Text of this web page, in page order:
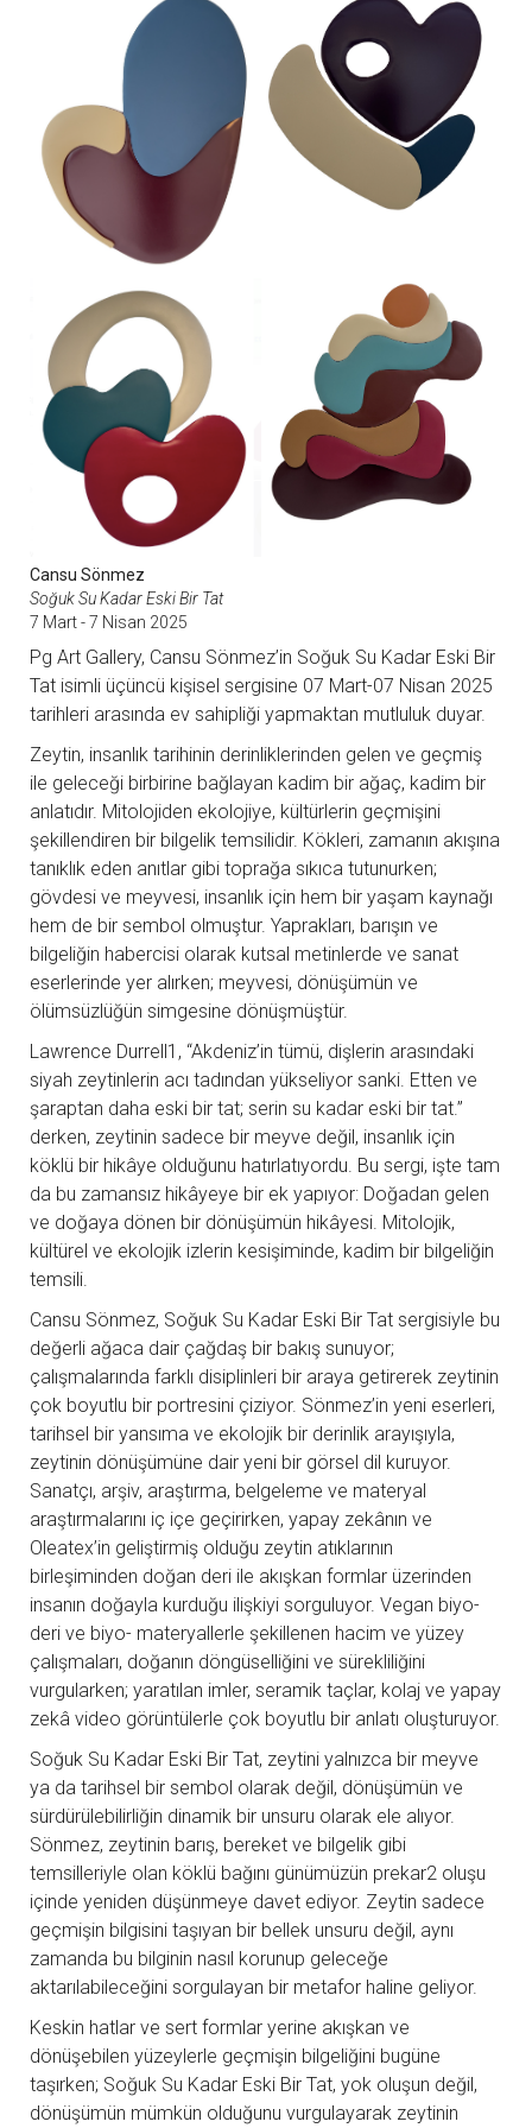
Cansu Sönmez
Soğuk Su Kadar Eski Bir Tat
7 Mart - 7 Nisan 2025
Pg Art Gallery, Cansu Sönmez’in Soğuk Su Kadar Eski Bir
Tat isimli üçüncü kişisel sergisine 07 Mart-07 Nisan 2025
tarihleri arasında ev sahipliği yapmaktan mutluluk duyar.
Zeytin, insanlık tarihinin derinliklerinden gelen ve geçmiş
ile geleceği birbirine bağlayan kadim bir ağaç, kadim bir
anlatıdır. Mitolojiden ekolojiye, kültürlerin geçmişini
şekillendiren bir bilgelik temsilidir. Kökleri, zamanın akışına
tanıklık eden anıtlar gibi toprağa sıkıca tutunurken;
gövdesi ve meyvesi, insanlık için hem bir yaşam kaynağı
hem de bir sembol olmuştur. Yaprakları, barışın ve
bilgeliğin habercisi olarak kutsal metinlerde ve sanat
eserlerinde yer alırken; meyvesi, dönüşümün ve
ölümsüzlüğün simgesine dönüşmüştür.
Lawrence Durrell1, “Akdeniz’in tümü, dişlerin arasındaki
siyah zeytinlerin acı tadından yükseliyor sanki. Etten ve
şaraptan daha eski bir tat; serin su kadar eski bir tat.”
derken, zeytinin sadece bir meyve değil, insanlık için
köklü bir hikâye olduğunu hatırlatıyordu. Bu sergi, işte tam
da bu zamansız hikâyeye bir ek yapıyor: Doğadan gelen
ve doğaya dönen bir dönüşümün hikâyesi. Mitolojik,
kültürel ve ekolojik izlerin kesişiminde, kadim bir bilgeliğin
temsili.
Cansu Sönmez, Soğuk Su Kadar Eski Bir Tat sergisiyle bu
değerli ağaca dair çağdaş bir bakış sunuyor;
çalışmalarında farklı disiplinleri bir araya getirerek zeytinin
çok boyutlu bir portresini çiziyor. Sönmez’in yeni eserleri,
tarihsel bir yansıma ve ekolojik bir derinlik arayışıyla,
zeytinin dönüşümüne dair yeni bir görsel dil kuruyor.
Sanatçı, arşiv, araştırma, belgeleme ve materyal
araştırmalarını iç içe geçirirken, yapay zekânın ve
Oleatex’in geliştirmiş olduğu zeytin atıklarının
birleşiminden doğan deri ile akışkan formlar üzerinden
insanın doğayla kurduğu ilişkiyi sorguluyor. Vegan biyo-
deri ve biyo- materyallerle şekillenen hacim ve yüzey
çalışmaları, doğanın döngüselliğini ve sürekliliğini
vurgularken; yaratılan imler, seramik taçlar, kolaj ve yapay
zekâ video görüntülerle çok boyutlu bir anlatı oluşturuyor.
Soğuk Su Kadar Eski Bir Tat, zeytini yalnızca bir meyve
ya da tarihsel bir sembol olarak değil, dönüşümün ve
sürdürülebilirliğin dinamik bir unsuru olarak ele alıyor.
Sönmez, zeytinin barış, bereket ve bilgelik gibi
temsilleriyle olan köklü bağını günümüzün prekar2 oluşu
içinde yeniden düşünmeye davet ediyor. Zeytin sadece
geçmişin bilgisini taşıyan bir bellek unsuru değil, aynı
zamanda bu bilginin nasıl korunup geleceğe
aktarılabileceğini sorgulayan bir metafor haline geliyor.
Keskin hatlar ve sert formlar yerine akışkan ve
dönüşebilen yüzeylerle geçmişin bilgeliğini bugüne
taşırken; Soğuk Su Kadar Eski Bir Tat, yok oluşun değil,
dönüşümün mümkün olduğunu vurgulayarak zeytinin